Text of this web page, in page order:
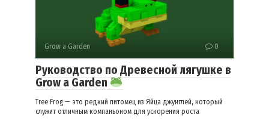
Grow a Garden 0
Руководство по Древесной лягушке в
Grow a Garden
Tree Frog — это редкий питомец из Яйца джунглей, который
служит отличным компаньоном для ускорения роста